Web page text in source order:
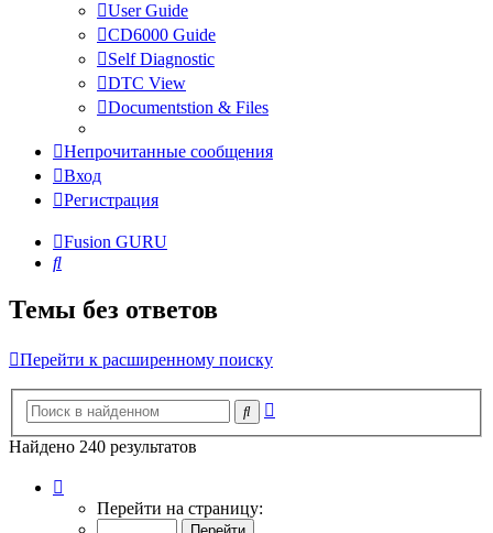
User Guide
CD6000 Guide
Self Diagnostic
DTC View
Documentstion & Files
Непрочитанные сообщения
Вход
Регистрация
Fusion GURU
Поиск
Темы без ответов
Перейти к расширенному поиску
Поиск
Найдено 240 результатов
Перейти на страницу: